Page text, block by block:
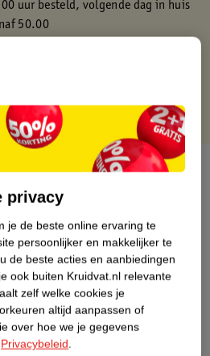
uur besteld, volgende dag in huis
50.00
kaart
heeft (nog) geen Nature
Score.
privacy
je de beste online ervaring te
persoonlijker en makkelijker te
de beste acties en aanbiedingen
ook buiten Kruidvat.nl relevante
zelf welke cookies je
altijd aanpassen of
over hoe we je gegevens
Privacybeleid.